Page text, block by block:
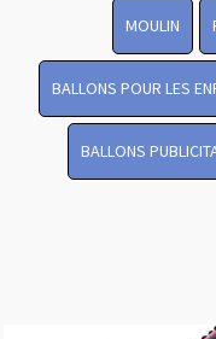
MOULIN
BALLONS POUR LES
BALLONS